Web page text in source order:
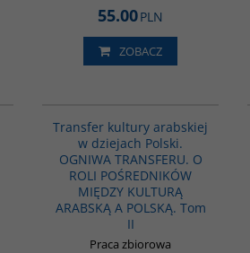
55.00PLN
ZOBACZ
Transfer kultury arabskiej
w dziejach Polski.
OGNIWA TRANSFERU. O
ROLI POŚREDNIKÓW
MIĘDZY KULTURĄ
ARABSKĄ A POLSKĄ. Tom
II
Praca zbiorowa